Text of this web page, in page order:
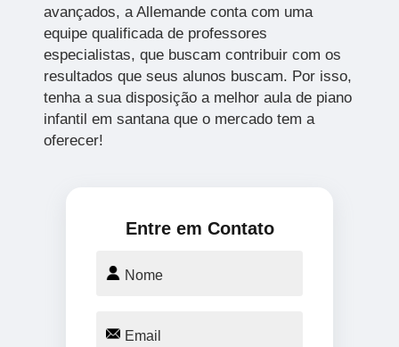
avançados, a Allemande conta com uma
equipe qualificada de professores
especialistas, que buscam contribuir com os
resultados que seus alunos buscam. Por isso,
tenha a sua disposição a melhor aula de piano
infantil em santana que o mercado tem a
oferecer!
Entre em Contato